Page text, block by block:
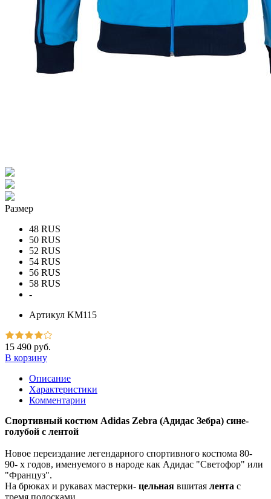
Размер
48 RUS
50 RUS
52 RUS
54 RUS
56 RUS
58 RUS
-
Артикул KM115
15 490 руб.
В корзину
Описание
Характеристики
Комментарии
Спортивный костюм Adidas Zebra (Адидас Зебра) сине-
голубой с лентой
Новое переиздание легендарного спортивного костюма 80-
90- х годов, именуемого в народе как Адидас "Светофор" или
"Француз".
На брюках и рукавах мастерки- цельная вшитая лента с
тремя полосками.